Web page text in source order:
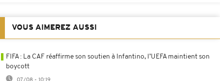
VOUS AIMEREZ AUSSI
FIFA : La CAF réaffirme son soutien à Infantino, l’UEFA maintient son
boycott